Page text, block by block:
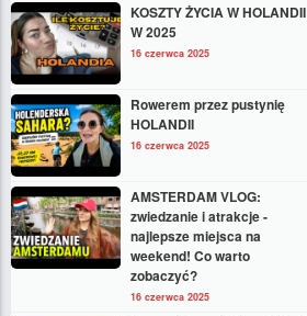
KOSZTY ŻYCIA W HOLANDII
W 2025
16 czerwca 2025
Rowerem przez pustynię
HOLANDII
16 czerwca 2025
AMSTERDAM VLOG:
zwiedzanie i atrakcje -
najlepsze miejsca na
weekend! Co warto
zobaczyć?
16 czerwca 2025